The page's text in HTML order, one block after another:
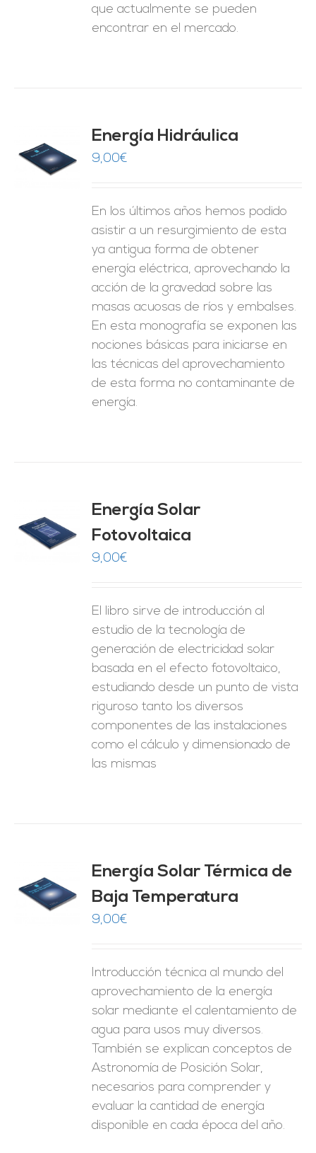
que actualmente se pueden
encontrar en el mercado.
Energía Hidráulica
9,00€
En los últimos años hemos podido
asistir a un resurgimiento de esta
ya antigua forma de obtener
energía eléctrica, aprovechando la
acción de la gravedad sobre las
masas acuosas de ríos y embalses.
En esta monografía se exponen las
nociones básicas para iniciarse en
las técnicas del aprovechamiento
de esta forma no contaminante de
energía.
Energía Solar
Fotovoltaica
9,00€
El libro sirve de introducción al
estudio de la tecnología de
generación de electricidad solar
basada en el efecto fotovoltaico,
estudiando desde un punto de vista
riguroso tanto los diversos
componentes de las instalaciones
como el cálculo y dimensionado de
las mismas
Energía Solar Térmica de
Baja Temperatura
9,00€
Introducción técnica al mundo del
aprovechamiento de la energía
solar mediante el calentamiento de
agua para usos muy diversos.
También se explican conceptos de
Astronomía de Posición Solar,
necesarios para comprender y
evaluar la cantidad de energía
disponible en cada época del año.